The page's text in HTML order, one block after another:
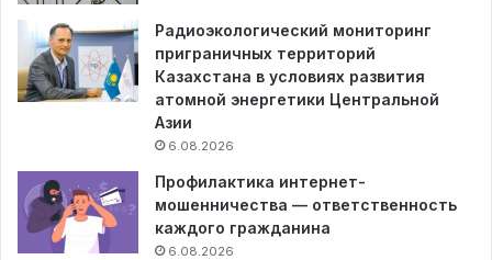
Радиоэкологический мониторинг
приграничных территорий
Казахстана в условиях развития
атомной энергетики Центральной
Азии
6.08.2026
Профилактика интернет-
мошенничества — ответственность
каждого гражданина
6.08.2026